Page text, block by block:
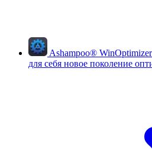
Ashampoo®
для себя новое поколение